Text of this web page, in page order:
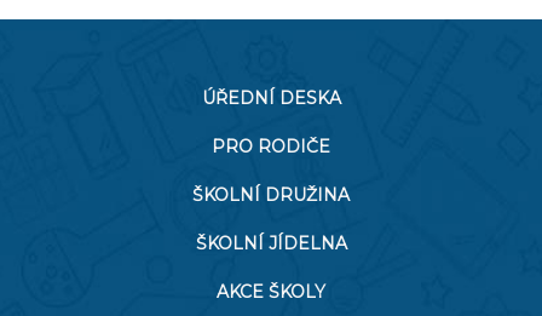
ÚŘEDNÍ DESKA
PRO RODIČE
ŠKOLNÍ DRUŽINA
ŠKOLNÍ JÍDELNA
AKCE ŠKOLY